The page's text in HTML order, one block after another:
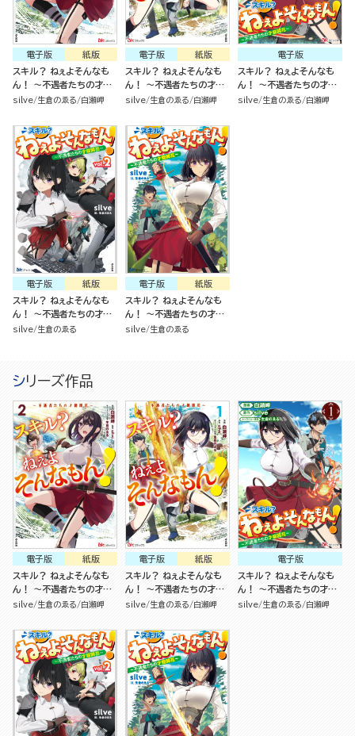
紙版
電子版
スキル？ ねぇよそんなも
ん！ ～不遇者たちの才能
開花～（2）
silve 生倉のゑる 白瀬岬
紙版
電子版
スキル？ ねぇよそんなも
ん！ ～不遇者たちの才能
開花～（1）
silve 生倉のゑる 白瀬岬
電子版
スキル？ ねぇよそんなも
ん！ ～不遇者たちの才能
開花～（分冊版）
silve 生倉のゑる 白瀬岬
紙版
電子版
スキル？ ねぇよそんなも
ん！ ～不遇者たちの才能
開花～ （2）
silve 生倉のゑる
紙版
電子版
スキル？ ねぇよそんなも
ん！ ～不遇者たちの才能
開花～
silve 生倉のゑる
シリーズ作品
紙版
電子版
スキル？ ねぇよそんなも
ん！ ～不遇者たちの才能
開花～（2）
silve 生倉のゑる 白瀬岬
紙版
電子版
スキル？ ねぇよそんなも
ん！ ～不遇者たちの才能
開花～（1）
silve 生倉のゑる 白瀬岬
電子版
スキル？ ねぇよそんなも
ん！ ～不遇者たちの才能
開花～（分冊版）
silve 生倉のゑる 白瀬岬